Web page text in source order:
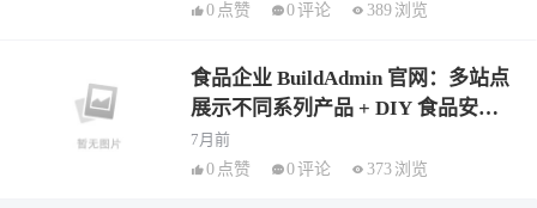
0 点赞 0评论 389 浏览
食品企业 BuildAdmin 官网：多站点
展示不同系列产品 + DIY 食品安全
板块 + AI 营养知识文章生成
7月前
0 点赞 0评论 373 浏览